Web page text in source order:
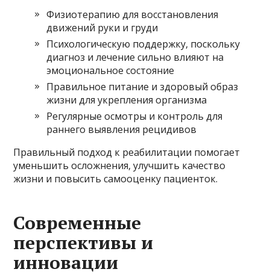
Физиотерапию для восстановления
движений руки и груди
Психологическую поддержку, поскольку
диагноз и лечение сильно влияют на
эмоциональное состояние
Правильное питание и здоровый образ
жизни для укрепления организма
Регулярные осмотры и контроль для
раннего выявления рецидивов
Правильный подход к реабилитации помогает
уменьшить осложнения, улучшить качество
жизни и повысить самооценку пациенток.
Современные
перспективы и
инновации